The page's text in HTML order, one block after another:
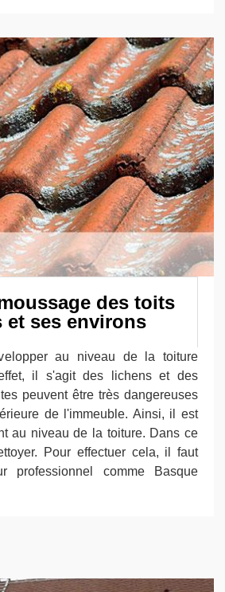
des toits
et ses environs
au niveau de la toiture
il s'agit des lichens et des
peuvent être très dangereuses
de l'immeuble. Ainsi, il est
au niveau de la toiture. Dans ce
Pour effectuer cela, il faut
professionnel comme Basque